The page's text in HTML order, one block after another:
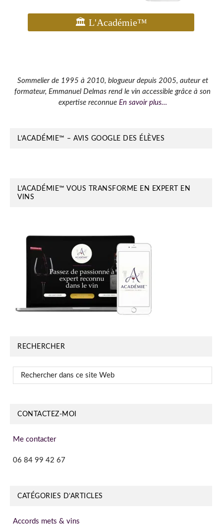
Barre
latérale
Sommelier de 1995 à 2010, blogueur depuis 2005, auteur et
formateur, Emmanuel Delmas rend le vin accessible grâce à son
expertise reconnue En savoir plus…
L’ACADÉMIE™ – AVIS GOOGLE DES ÉLÈVES
L’ACADÉMIE™ VOUS TRANSFORME EN EXPERT EN
VINS
RECHERCHER
Rechercher
dans
Web
CONTACTEZ-MOI
Me contacter
06 84 99 42 67
CATÉGORIES D’ARTICLES
Accords mets & vins